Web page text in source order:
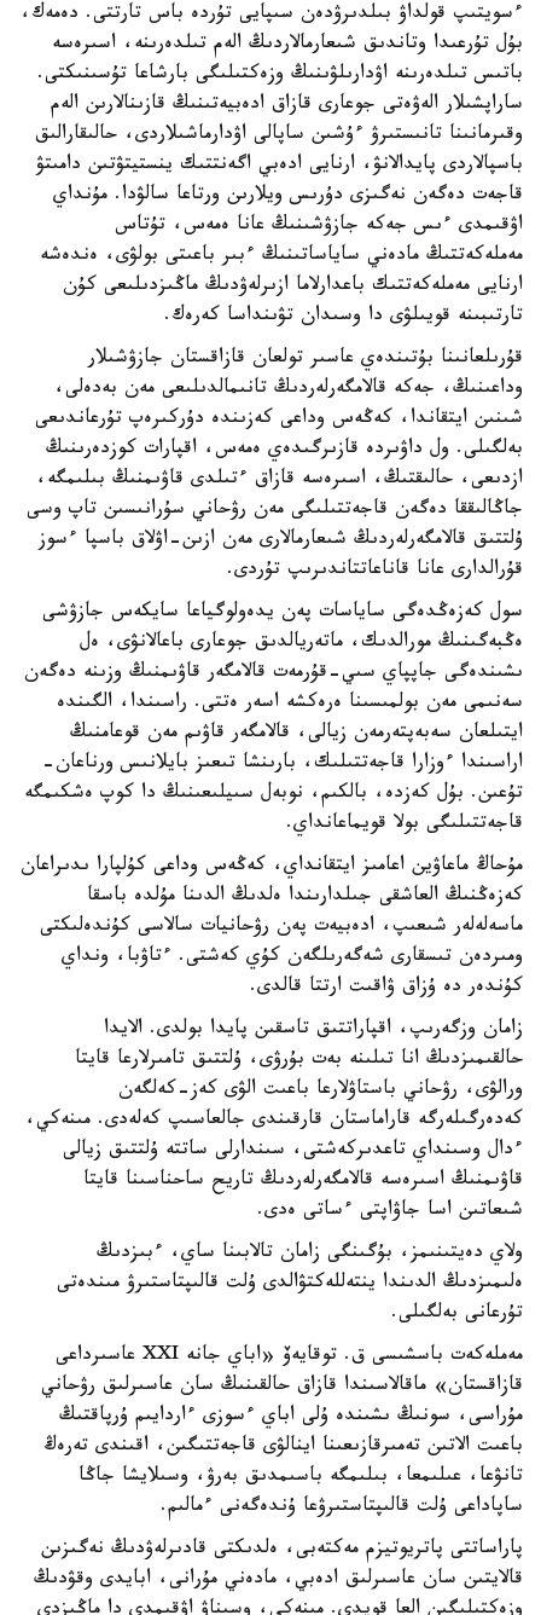
ءسويتىپ قولداۋ بىلدىرۋدەن سىپايى تۇردە باس تارتتى. دەمەك،
بۇل تۇرعىدا وتاندىق شىعارمالاردىڭ الەم تىلدەرىنە، اسىرەسە
باتىس تىلدەرىنە اۋدارىلۋىنىڭ وزەكتىلىگى بارشاعا تۇسىنىكتى.
ساراپشىلار الەۋەتى جوعارى قازاق ادەبيەتىنىڭ قازىنالارىن الەم
وقىرمانىنا تانىستىرۋ ءۇشىن ساپالى اۋدارماشىلاردى، حالىقارالىق
باسپالاردى پايدالانۋ، ارنايى ادەبي اگەنتتىك ينستيتۋتىن دامىتۋ
قاجەت دەگەن نەگىزى دۇرىس ويلارىن ورتاعا سالۋدا. مۇنداي
اۋقىمدى ءىس جەكە جازۋشىنىڭ عانا ەمەس، تۇتاس
مەملەكەتتىڭ مادەني ساياساتىنىڭ ءبىر باعىتى بولۋى، ەندەشە
ارنايى مەملەكەتتىك باعدارلاما ازىرلەۋدىڭ ماڭىزدىلىعى كۇن
تارتىبىنە قويىلۋى دا وسىدان تۋىنداسا كەرەك.
قۇرىلعانىنا بۇتىندەي عاسىر تولعان قازاقستان جازۋشىلار
وداعىنىڭ، جەكە قالامگەرلەردىڭ تانىمالدىلىعى مەن بەدەلى،
شىنىن ايتقاندا، كەڭەس وداعى كەزىندە دۇركىرەپ تۇرعاندىعى
بەلگىلى. ول داۋىردە قازىرگىدەي ەمەس، اقپارات كوزدەرىنىڭ
ازدىعى، حالىقتىڭ، اسىرەسە قازاق ءتىلدى قاۋىمنىڭ بىلىمگە،
جاڭالىققا دەگەن قاجەتتىلىگى مەن رۋحاني سۇرانىسىن تاپ وسى
ۇلتتىق قالامگەرلەردىڭ شىعارمالارى مەن ازىن-اۋلاق باسپا ءسوز
قۇرالدارى عانا قاناعاتتاندىرىپ تۇردى.
سول كەزەڭدەگى ساياسات پەن يدەولوگياعا سايكەس جازۋشى
ەڭبەگىنىڭ مورالدىك، ماتەريالدىق جوعارى باعالانۋى، ەل
ىشىندەگى جاپپاي سىي-قۇرمەت قالامگەر قاۋىمنىڭ وزىنە دەگەن
سەنىمى مەن بولمىسىنا ەرەكشە اسەر ەتتى. راسىندا، الگىندە
ايتىلعان سەبەپتەرمەن زيالى، قالامگەر قاۋىم مەن قوعامنىڭ
اراسىندا ءوزارا قاجەتتىلىك، بارىنشا تىعىز بايلانىس ورناعان-
تۇعىن. بۇل كەزدە، بالكىم، نوبەل سىيلىعىنىڭ دا كوپ ەشكىمگە
قاجەتتىلىگى بولا قويماعانداي.
مۇحاڭ ماعاۋين اعامىز ايتقانداي، كەڭەس وداعى كۇلپارا ىدىراعان
كەزەڭنىڭ العاشقى جىلدارىندا ەلدىڭ الدىنا مۇلدە باسقا
ماسەلەلەر شىعىپ، ادەبيەت پەن رۋحانيات سالاسى كۇندەلىكتى
ومىردەن تىسقارى شەگەرىلگەن كۇي كەشتى. ءتاۋبا، ونداي
كۇندەر دە ۇزاق ۋاقىت ارتتا قالدى.
زامان وزگەرىپ، اقپاراتتىق تاسقىن پايدا بولدى. الايدا
حالقىمىزدىڭ انا تىلىنە بەت بۇرۋى، ۇلتتىق تامىرلارعا قايتا
ورالۋى، رۋحاني باستاۋلارعا باعىت الۋى كەز-كەلگەن
كەدەرگىلەرگە قاراماستان قارقىندى جالعاسىپ كەلەدى. مىنەكي،
ءدال وسىنداي تاعدىركەشتى، سىندارلى ساتتە ۇلتتىق زيالى
قاۋىمنىڭ اسىرەسە قالامگەرلەردىڭ تاريح ساحناسىنا قايتا
شىعاتىن اسا جاۋاپتى ءساتى ەدى.
ولاي دەيتىنىمز، بۇگىنگى زامان تالابىنا ساي، ءبىزدىڭ
ەلىمىزدىڭ الدىندا ينتەللەكتۋالدى ۇلت قالىپتاستىرۋ مىندەتى
تۇرعانى بەلگىلى.
مەملەكەت باسشىسى ق. توقايەۆ «اباي جانە XXI عاسىرداعى
قازاقستان» ماقالاسىندا قازاق حالقىنىڭ سان عاسىرلىق رۋحاني
مۇراسى، سونىڭ ىشىندە ۇلى اباي ءسوزى ءاردايىم ۇرپاقتىڭ
باعىت الاتىن تەمىرقازىعىنا اينالۋى قاجەتتىگىن، اقىندى تەرەڭ
تانۋعا، عىلىمعا، بىلىمگە باسىمدىق بەرۋ، وسىلايشا جاڭا
ساپاداعى ۇلت قالىپتاستىرۋعا ۇندەگەنى ءمالىم.
پاراساتتى پاتريوتيزم مەكتەبى، ەلدىكتى قادىرلەۋدىڭ نەگىزىن
قالايتىن سان عاسىرلىق ادەبي، مادەني مۇرانى، ابايدى وقۋدىڭ